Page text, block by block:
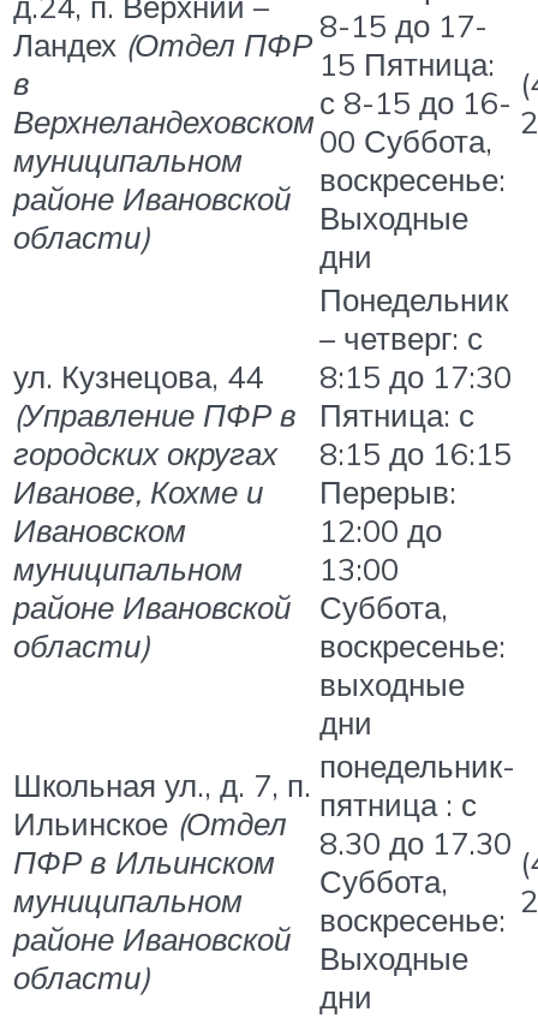
Ландех (Отдел ПФР
в
Верхнеландеховском
муниципальном
районе Ивановской
области)
8-15 до 17-
15 Пятница:
с 8-15 до 16-
00 Суббота,
воскресенье:
Выходные
дни
ул. Кузнецова, 44
(Управление ПФР в
городских округах
Иванове, Кохме и
Ивановском
муниципальном
районе Ивановской
области)
Понедельник
– четверг: с
8:15 до 17:30
Пятница: с
8:15 до 16:15
Перерыв:
12:00 до
13:00
Суббота,
воскресенье:
выходные
дни
Школьная ул., д. 7, п.
Ильинское (Отдел
ПФР в Ильинском
муниципальном
районе Ивановской
области)
понедельник-
пятница : с
8.30 до 17.30
Суббота,
воскресенье:
Выходные
дни